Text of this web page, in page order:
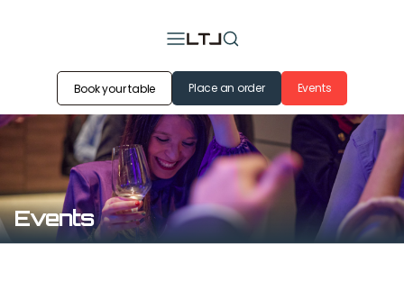
Book your table Place an order Events
Events